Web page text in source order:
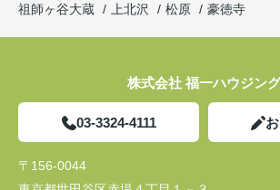
祖師ヶ谷大蔵
上北沢 松原 豪徳寺
株式会社 福一ハウジング
03-3324-4111
〒156-0044